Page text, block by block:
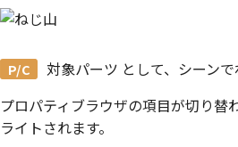
対象パーツ として、シーン
プロパティブラウザの項目が切り替
ライトされます。